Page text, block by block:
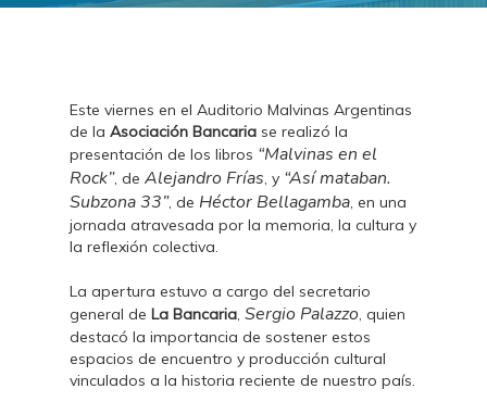
Este viernes en el Auditorio Malvinas Argentinas
de laAsociación Bancaria se realizó la
presentación de los libros “Malvinas en el
Rock”, deAlejandro Frías, y “Así mataban.
Subzona 33”, de Héctor Bellagamba, en una
jornada atravesada por la memoria, la cultura y
la reflexión colectiva.
La apertura estuvo a cargo del secretario
general deLa Bancaria,Sergio Palazzo, quien
destacó la importancia de sostener estos
espacios de encuentro y producción cultural
vinculados a la historia reciente de nuestro país.